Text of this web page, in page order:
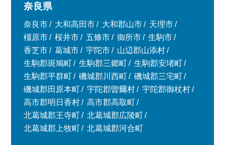
奈良県
奈良市 大和高田市 大和郡山市
天理市
橿原市
桜井市 五條市 御所市
生駒市
香芝市
葛城市 宇陀市
山辺郡山添村
生駒郡斑鳩町
生駒郡三郷町
生駒郡安堵町
生駒郡平群町
磯城郡川西町
磯城郡三宅町
磯城郡田原本町
宇陀郡曽爾村
宇陀郡御杖村
高市郡明日香村
高市郡高取町
北葛城郡王寺町
北葛城郡広陵町
北葛城郡上牧町
北葛城郡河合町